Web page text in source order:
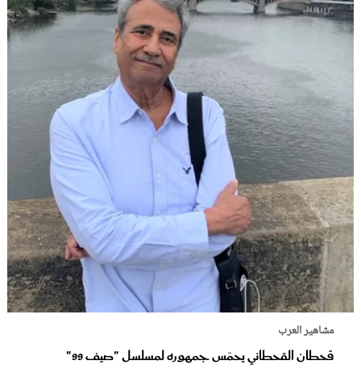
مشاهير العرب
قحطان القحطاني يحمّس جمهوره لمسلسل "صيف 99"